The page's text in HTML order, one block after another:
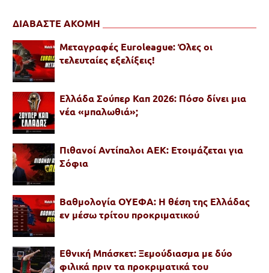
ΔΙΑΒΑΣΤΕ ΑΚΟΜΗ
Μεταγραφές Euroleague: Όλες οι
τελευταίες εξελίξεις!
Ελλάδα Σούπερ Καπ 2026: Πόσο δίνει μια
νέα «μπαλωθιά»;
Πιθανοί Αντίπαλοι ΑΕΚ: Ετοιμάζεται για
Σόφια
Βαθμολογία ΟΥΕΦΑ: Η θέση της Ελλάδας
εν μέσω τρίτου προκριματικού
Εθνική Μπάσκετ: Ξεμούδιασμα με δύο
φιλικά πριν τα προκριματικά του